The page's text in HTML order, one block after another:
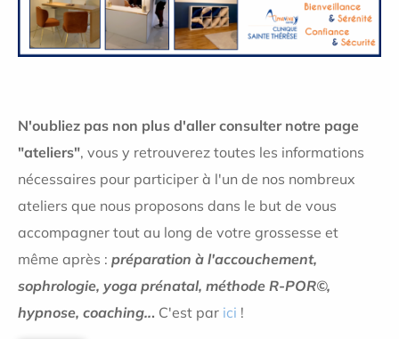
N'oubliez pas non plus d'aller consulter notre page
"ateliers", vous y retrouverez toutes les informations
nécessaires pour participer à l'un de nos nombreux
ateliers que nous proposons dans le but de vous
accompagner tout au long de votre grossesse et
même après : préparation à l'accouchement,
sophrologie, yoga prénatal, méthode R-POR©,
hypnose, coaching... C'est par ici !